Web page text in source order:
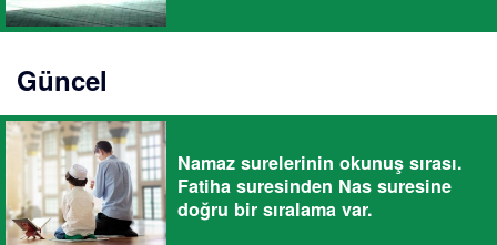
Güncel
Namaz surelerinin okunuş sırası.
Fatiha suresinden Nas suresine
doğru bir sıralama var.